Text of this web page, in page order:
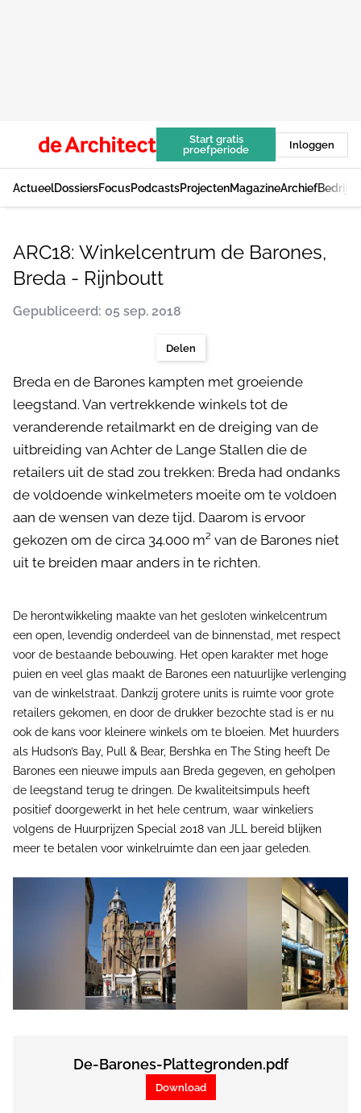
Start gratis
proefperiode
Inloggen
ActueelDossiersFocusPodcastsProjectenMagazineArchief
ARC18: Winkelcentrum de Barones,
Breda - Rijnboutt
Gepubliceerd: 05 sep. 2018
Delen
Breda en de Barones kampten met groeiende
leegstand. Van vertrekkende winkels tot de
veranderende retailmarkt en de dreiging van de
uitbreiding van Achter de Lange Stallen die de
retailers uit de stad zou trekken: Breda had ondanks
de voldoende winkelmeters moeite om te voldoen
aan de wensen van deze tijd. Daarom is ervoor
gekozen om de circa 34.000 m² van de Barones niet
uit te breiden maar anders in te richten.
De herontwikkeling maakte van het gesloten winkelcentrum
een open, levendig onderdeel van de binnenstad, met respect
voor de bestaande bebouwing. Het open karakter met hoge
puien en veel glas maakt de Barones een natuurlijke verlenging
van de winkelstraat. Dankzij grotere units is ruimte voor grote
retailers gekomen, en door de drukker bezochte stad is er nu
ook de kans voor kleinere winkels om te bloeien. Met huurders
als Hudson’s Bay, Pull & Bear, Bershka en The Sting heeft De
Barones een nieuwe impuls aan Breda gegeven, en geholpen
de leegstand terug te dringen. De kwaliteitsimpuls heeft
positief doorgewerkt in het hele centrum, waar winkeliers
volgens de Huurprijzen Special 2018 van JLL bereid blijken
meer te betalen voor winkelruimte dan een jaar geleden.
De-Barones-Plattegronden.pdf
Download